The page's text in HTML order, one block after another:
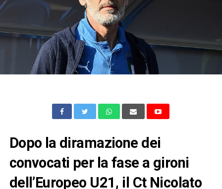
Dopo la diramazione dei
convocati per la fase a gironi
dell’Europeo U21, il Ct Nicolato